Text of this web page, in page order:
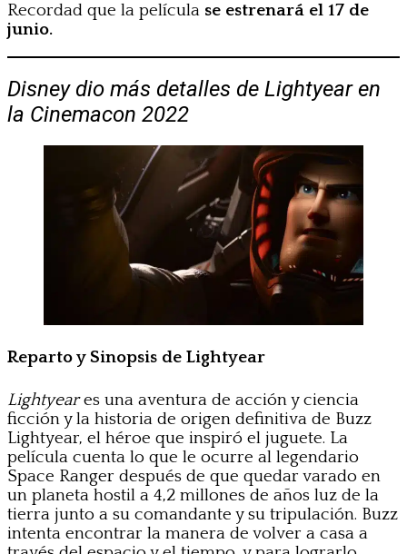
Recordad que la película se estrenará el 17 de
junio.
Disney dio más detalles de Lightyear en
la Cinemacon 2022
Reparto y Sinopsis de Lightyear
Lightyeares una aventura de acción y ciencia
ficción y la historia de origen definitiva de Buzz
Lightyear, el héroe que inspiró el juguete. La
película cuenta lo que le ocurre al legendario
Space Ranger después de que quedar varado en
un planeta hostil a 4,2 millones de años luz de la
tierra junto a su comandante y su tripulación. Buzz
intenta encontrar la manera de volver a casa a